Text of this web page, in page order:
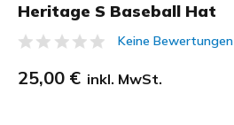
Heritage S Baseball Hat
5 von 5 Kundenbewertungen
Keine Bewertungen
25,00 € inkl. MwSt.